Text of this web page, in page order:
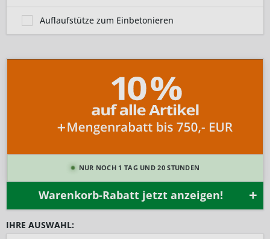
Auflaufstütze zum Einbetonieren
NUR NOCH 1 TAG UND 20 STUNDEN
Warenkorb-Rabatt jetzt anzeigen!
IHRE AUSWAHL: